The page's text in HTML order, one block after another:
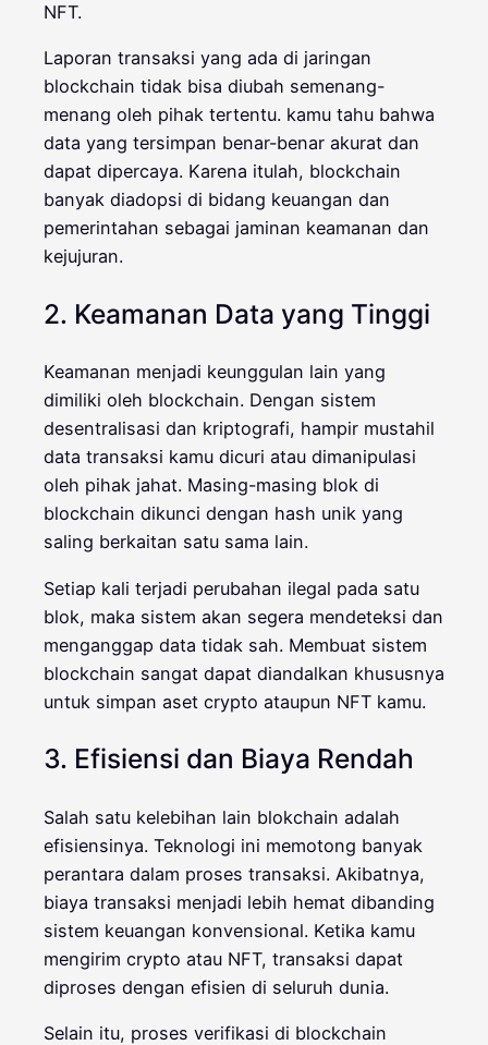
NFT.
Laporan transaksi yang ada di jaringan
blockchain tidak bisa diubah semenang-
menang oleh pihak tertentu. kamu tahu bahwa
data yang tersimpan benar-benar akurat dan
dapat dipercaya. Karena itulah, blockchain
banyak diadopsi di bidang keuangan dan
pemerintahan sebagai jaminan keamanan dan
kejujuran.
2. Keamanan Data yang Tinggi
Keamanan menjadi keunggulan lain yang
dimiliki oleh blockchain. Dengan sistem
desentralisasi dan kriptografi, hampir mustahil
data transaksi kamu dicuri atau dimanipulasi
oleh pihak jahat. Masing-masing blok di
blockchain dikunci dengan hash unik yang
saling berkaitan satu sama lain.
Setiap kali terjadi perubahan ilegal pada satu
blok, maka sistem akan segera mendeteksi dan
menganggap data tidak sah. Membuat sistem
blockchain sangat dapat diandalkan khususnya
untuk simpan aset crypto ataupun NFT kamu.
3. Efisiensi dan Biaya Rendah
Salah satu kelebihan lain blokchain adalah
efisiensinya. Teknologi ini memotong banyak
perantara dalam proses transaksi. Akibatnya,
biaya transaksi menjadi lebih hemat dibanding
sistem keuangan konvensional. Ketika kamu
mengirim crypto atau NFT, transaksi dapat
diproses dengan efisien di seluruh dunia.
Selain itu, proses verifikasi di blockchain